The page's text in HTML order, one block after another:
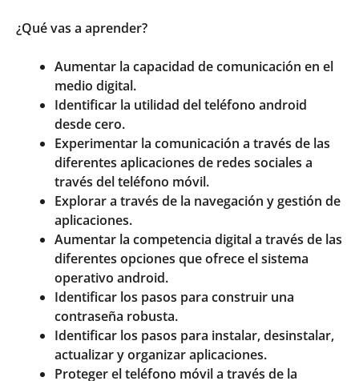
¿Qué vas a aprender?
Aumentar la capacidad de comunicación en el
medio digital.
Identificar la utilidad del teléfono android
desde cero.
Experimentar la comunicación a través de las
diferentes aplicaciones de redes sociales a
través del teléfono móvil.
Explorar a través de la navegación y gestión de
aplicaciones.
Aumentar la competencia digital a través de las
diferentes opciones que ofrece el sistema
operativo android.
Identificar los pasos para construir una
contraseña robusta.
Identificar los pasos para instalar, desinstalar,
actualizar y organizar aplicaciones.
Proteger el teléfono móvil a través de la